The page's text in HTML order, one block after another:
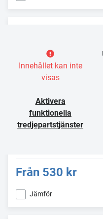
Innehållet kan inte
visas
Aktivera
funktionella
tredjepartstjänster
(3
Från 530 kr
Jämför